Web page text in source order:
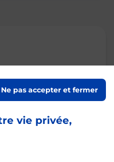
vie privée,
Ne pas accepter et fermer
point de contact